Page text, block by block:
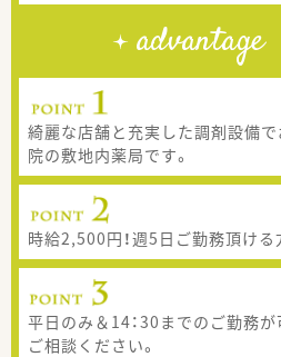
advantage
綺麗な店舗と充実した調剤設備
院の敷地内薬局です。
時給2,500円！週5日ご勤務頂ける
平日のみ＆14：30までのご勤務が
ご相談ください。